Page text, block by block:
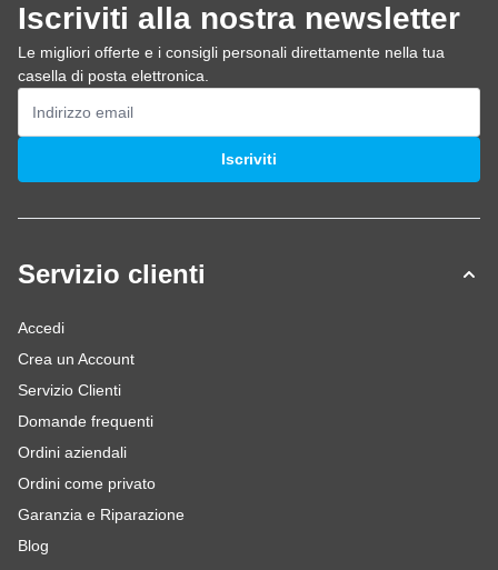
Iscriviti alla nostra newsletter
Le migliori offerte e i consigli personali direttamente nella tua
casella di posta elettronica.
Indirizzo email
Iscriviti
Servizio clienti
Accedi
Crea un Account
Servizio Clienti
Domande frequenti
Ordini aziendali
Ordini come privato
Garanzia e Riparazione
Blog